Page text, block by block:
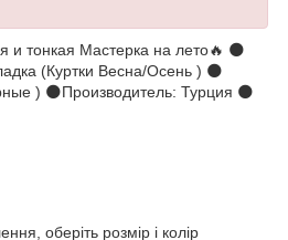
и тонкая Мастерка на лето🔥 🌑
(Куртки Весна/Осень ) 🌑
) 🌑Производитель: Турция 🌑
оберіть розмір і колір